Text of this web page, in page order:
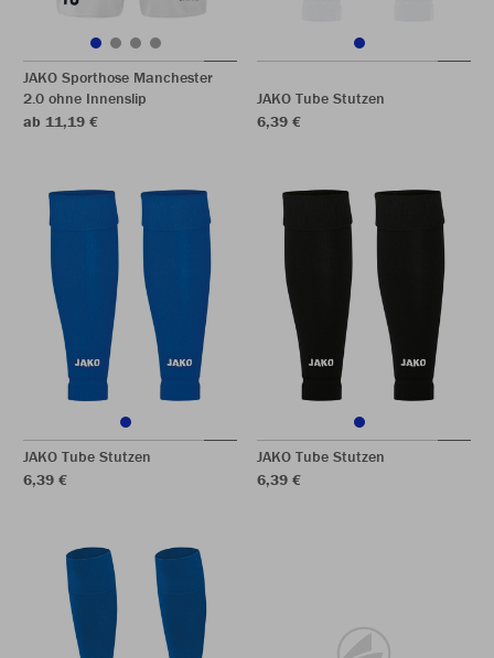
JAKO Sporthose Manchester
2.0 ohne Innenslip
ab 11,19 €
JAKO Tube Stutzen
6,39 €
JAKO Tube Stutzen
6,39 €
JAKO Tube Stutzen
6,39 €